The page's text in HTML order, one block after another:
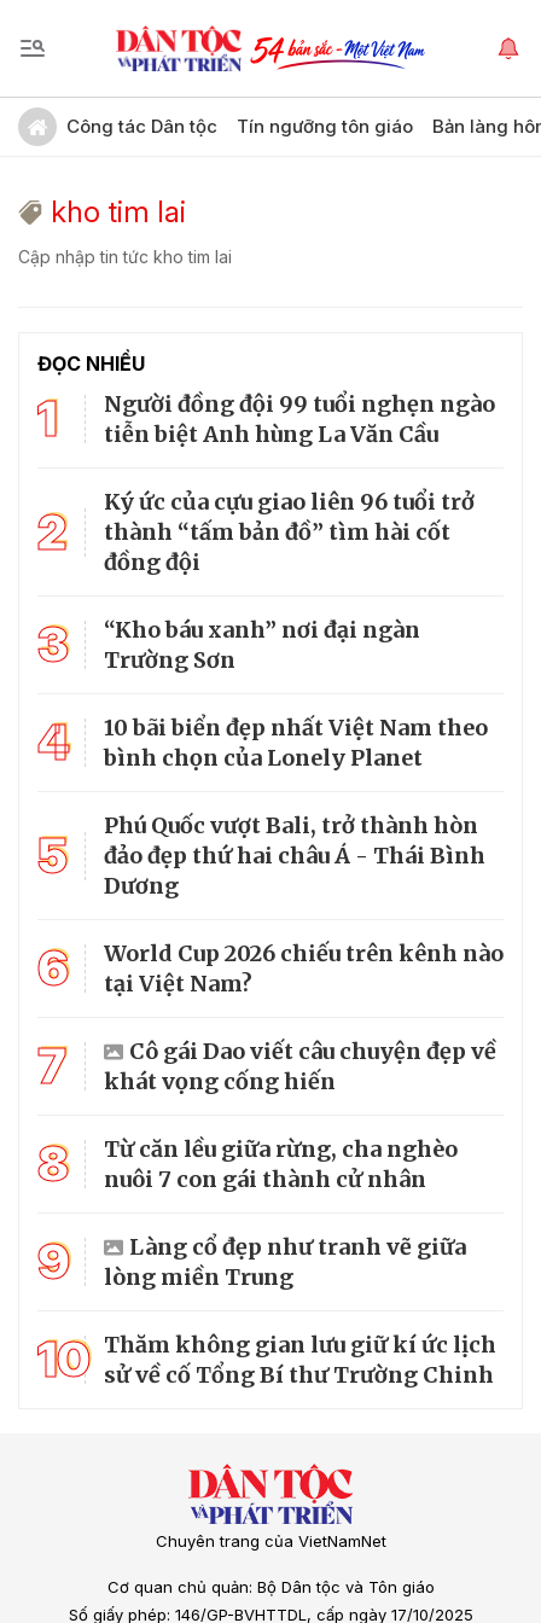
Công tác Dân tộc Tín ngưỡng tôn giáo Bản làng
kho tim lai
Cập nhập tin tức kho tim lai
ĐỌC NHIỀU
1
Người đồng đội 99 tuổi nghẹn ngào
tiễn biệt Anh hùng La Văn Cầu
2
Ký ức của cựu giao liên 96 tuổi trở
thành “tấm bản đồ” tìm hài cốt
đồng đội
3
“Kho báu xanh” nơi đại ngàn
Trường Sơn
4
10 bãi biển đẹp nhất Việt Nam theo
bình chọn của Lonely Planet
5
Phú Quốc vượt Bali, trở thành hòn
đảo đẹp thứ hai châu Á - Thái Bình
Dương
6
World Cup 2026 chiếu trên kênh nào
tại Việt Nam?
7
Cô gái Dao viết câu chuyện đẹp về
khát vọng cống hiến
8
Từ căn lều giữa rừng, cha nghèo
nuôi 7 con gái thành cử nhân
9
Làng cổ đẹp như tranh vẽ giữa
lòng miền Trung
10 Thăm không gian lưu giữ kí ức lịch
sử về cố Tổng Bí thư Trường Chinh
Chuyên trang của VietNamNet
Cơ quan chủ quản: Bộ Dân tộc và Tôn giáo
Số giấy phép: 146/GP-BVHTTDL, cấp ngày 17/10/2025